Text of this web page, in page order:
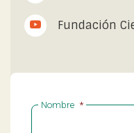
Fundación
Nombre *